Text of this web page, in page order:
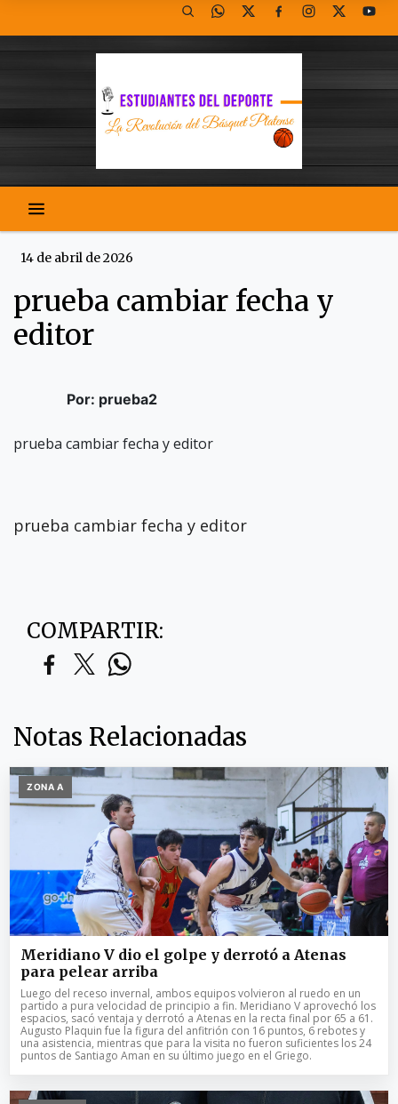
14 de abril de 2026
prueba cambiar fecha y
editor
Por: prueba2
prueba cambiar fecha y editor
prueba cambiar fecha y editor
COMPARTIR:
Notas Relacionadas
ZONA A
Meridiano V dio el golpe y derrotó a Atenas
para pelear arriba
Luego del receso invernal, ambos equipos volvieron al ruedo en un
partido a pura velocidad de principio a fin. Meridiano V aprovechó los
espacios, sacó ventaja y derrotó a Atenas en la recta final por 65 a 61.
Augusto Plaquin fue la figura del anfitrión con 16 puntos, 6 rebotes y
una asistencia, mientras que para la visita no fueron suficientes los 24
puntos de Santiago Aman en su último juego en el Griego.